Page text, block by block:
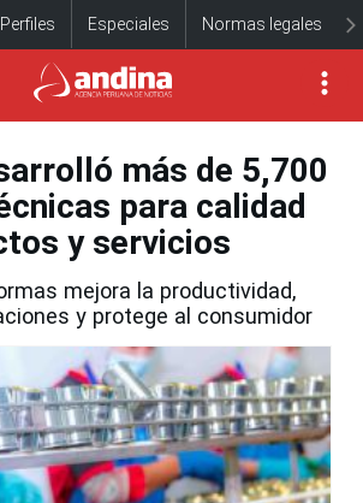
Perfiles Especiales Normas legales
más de 5,700
para calidad
y servicios
mejora la productividad,
y protege al consumidor